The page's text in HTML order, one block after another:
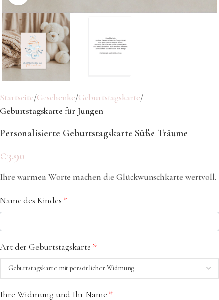
Startseite Geschenke Geburtstagskarte
Geburtstagskarte für Jungen
Personalisierte Geburtstagskarte Süße Träume
€3.90
Ihre warmen Worte machen die Glückwunschkarte wertvoll.
Name des Kindes *
Art der Geburtstagskarte *
Ihre Widmung und Ihr Name *